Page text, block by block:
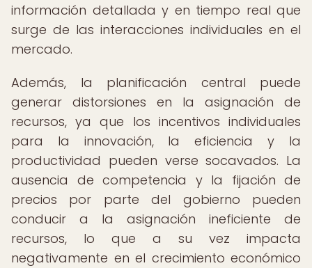
información detallada y en tiempo real que
surge de las interacciones individuales en el
mercado.
Además, la planificación central puede
generar distorsiones en la asignación de
recursos, ya que los incentivos individuales
para la innovación, la eficiencia y la
productividad pueden verse socavados. La
ausencia de competencia y la fijación de
precios por parte del gobierno pueden
conducir a la asignación ineficiente de
recursos, lo que a su vez impacta
negativamente en el crecimiento económico